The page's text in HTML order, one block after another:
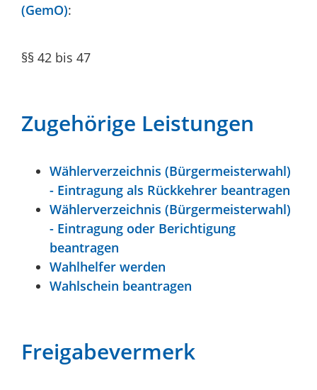
(GemO):
§§ 42 bis 47
Zugehörige Leistungen
Wählerverzeichnis (Bürgermeisterwahl)
- Eintragung als Rückkehrer beantragen
Wählerverzeichnis (Bürgermeisterwahl)
- Eintragung oder Berichtigung
beantragen
Wahlhelfer werden
Wahlschein beantragen
Freigabevermerk